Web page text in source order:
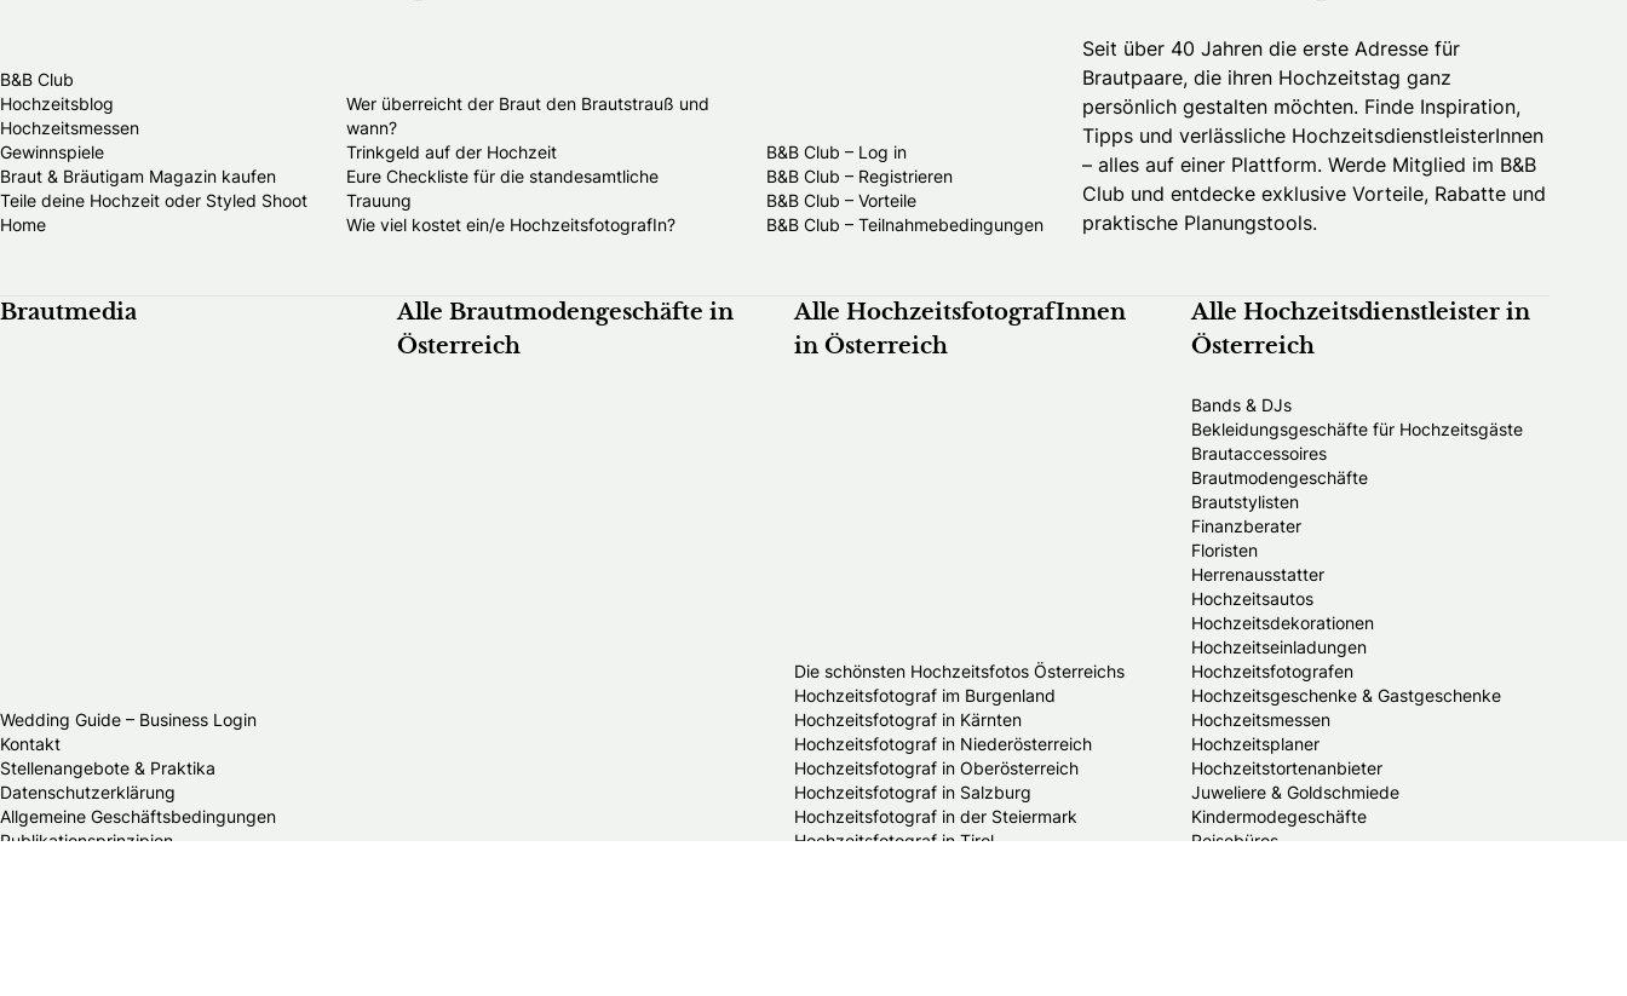
B&B Club
Hochzeitsblog
Hochzeitsmessen
Gewinnspiele
Braut & Bräutigam Magazin kaufen
Teile deine Hochzeit oder Styled Shoot
Home
Wer überreicht der Braut den Brautstrauß und
wann?
Trinkgeld auf der Hochzeit
Eure Checkliste für die standesamtliche
Trauung
Wie viel kostet ein/e HochzeitsfotografIn?
B&B Club – Log in
B&B Club – Registrieren
B&B Club – Vorteile
B&B Club – Teilnahmebedingungen
Seit über 40 Jahren die erste Adresse für
Brautpaare, die ihren Hochzeitstag ganz
persönlich gestalten möchten. Finde Inspiration,
Tipps und verlässliche HochzeitsdienstleisterInnen
– alles auf einer Plattform. Werde Mitglied im B&B
Club und entdecke exklusive Vorteile, Rabatte und
praktische Planungstools.
Brautmedia
Wedding Guide – Business Login
Kontakt
Stellenangebote & Praktika
Datenschutzerklärung
Allgemeine Geschäftsbedingungen
Publikationsprinzipien
Alle Brautmodengeschäfte in
Österreich
Alle HochzeitsfotografInnen
in Österreich
Die schönsten Hochzeitsfotos Österreichs
Hochzeitsfotograf im Burgenland
Hochzeitsfotograf in Kärnten
Hochzeitsfotograf in Niederösterreich
Hochzeitsfotograf in Oberösterreich
Hochzeitsfotograf in Salzburg
Hochzeitsfotograf in der Steiermark
Hochzeitsfotograf in Tirol
Alle Hochzeitsdienstleister in
Österreich
Bands & DJs
Bekleidungsgeschäfte für Hochzeitsgäste
Brautaccessoires
Brautmodengeschäfte
Brautstylisten
Finanzberater
Floristen
Herrenausstatter
Hochzeitsautos
Hochzeitsdekorationen
Hochzeitseinladungen
Hochzeitsfotografen
Hochzeitsgeschenke & Gastgeschenke
Hochzeitsmessen
Hochzeitsplaner
Hochzeitstortenanbieter
Juweliere & Goldschmiede
Kindermodegeschäfte
Reisebüros